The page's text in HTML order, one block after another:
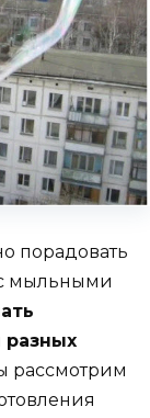
порадовать
мыльными
рассмотрим